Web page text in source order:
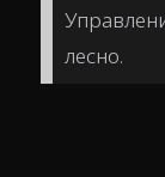
лесно.